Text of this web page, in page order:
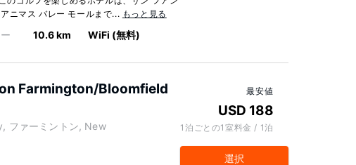
ニマス バレー モールまで... もっと見る
10.6 km WiFi (無料)
Farmington/Bloomfield
ファーミントン, New
最安値
USD 188
1泊ごとの1室料金 / 1泊
選択